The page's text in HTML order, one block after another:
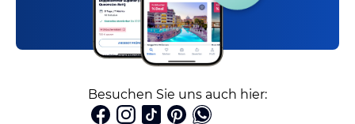
Besuchen Sie uns auch hier: